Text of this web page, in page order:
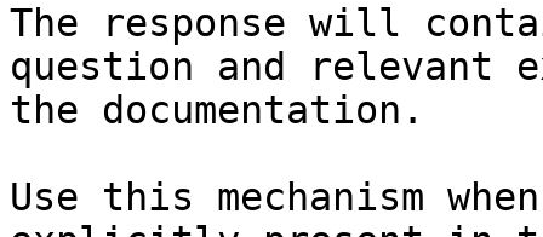
The response will
question and relevant
the documentation.
Use this mechanism